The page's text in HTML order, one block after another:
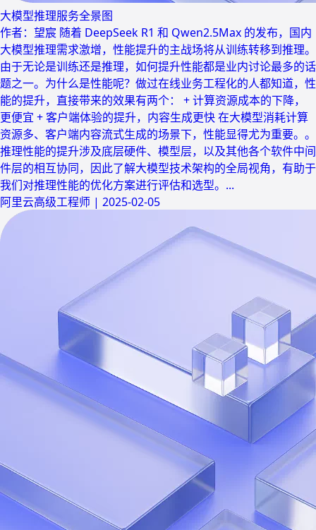
大模型推理服务全景图
作者：望宸 随着 DeepSeek R1 和 Qwen2.5Max 的发布，国内
大模型推理需求激增，性能提升的主战场将从训练转移到推理。
由于无论是训练还是推理，如何提升性能都是业内讨论最多的话
题之一。为什么是性能呢？做过在线业务工程化的人都知道，性
能的提升，直接带来的效果有两个： + 计算资源成本的下降，
更便宜 + 客户端体验的提升，内容生成更快 在大模型消耗计算
资源多、客户端内容流式生成的场景下，性能显得尤为重要。。
推理性能的提升涉及底层硬件、模型层，以及其他各个软件中间
件层的相互协同，因此了解大模型技术架构的全局视角，有助于
我们对推理性能的优化方案进行评估和选型。...
阿里云高级工程师 | 2025-02-05